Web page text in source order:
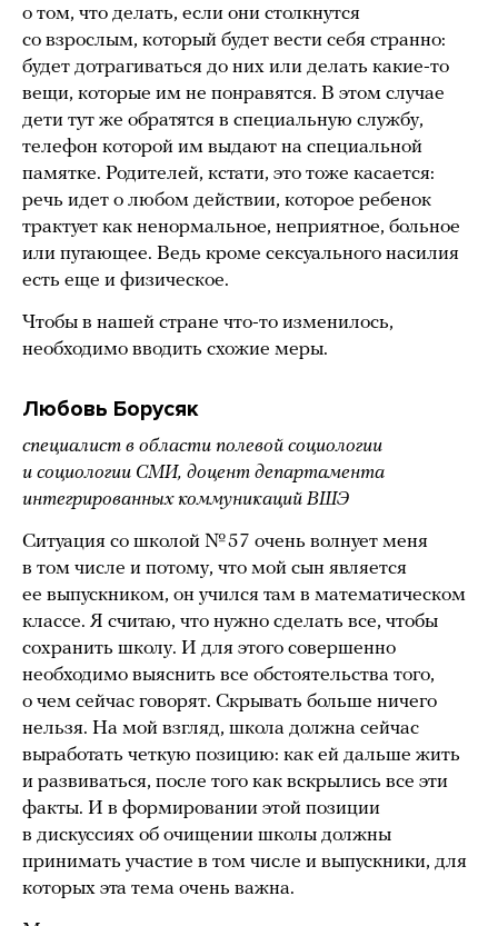
о том, что делать, если они столкнутся
со взрослым, который будет вести себя странно:
будет дотрагиваться до них или делать какие-то
вещи, которые им не понравятся. В этом случае
дети тут же обратятся в специальную службу,
телефон которой им выдают на специальной
памятке. Родителей, кстати, это тоже касается:
речь идет о любом действии, которое ребенок
трактует как ненормальное, неприятное, больное
или пугающее. Ведь кроме сексуального насилия
есть еще и физическое.
Чтобы в нашей стране что-то изменилось,
необходимо вводить схожие меры.
Любовь Борусяк
специалист в области полевой социологии
и социологии СМИ, доцент департамента
интегрированных коммуникаций ВШЭ
Ситуация со школой № 57 очень волнует меня
в том числе и потому, что мой сын является
ее выпускником, он учился там в математическом
классе. Я считаю, что нужно сделать все, чтобы
сохранить школу. И для этого совершенно
необходимо выяснить все обстоятельства того,
о чем сейчас говорят. Скрывать больше ничего
нельзя. На мой взгляд, школа должна сейчас
выработать четкую позицию: как ей дальше жить
и развиваться, после того как вскрылись все эти
факты. И в формировании этой позиции
в дискуссиях об очищении школы должны
принимать участие в том числе и выпускники, для
которых эта тема очень важна.